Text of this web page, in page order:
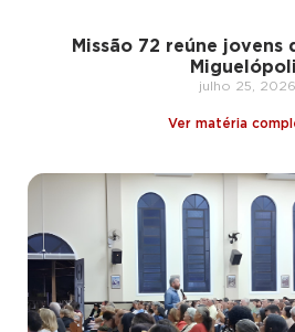
Missão 72 reúne jovens
julho 25, 2026
Ver matéria